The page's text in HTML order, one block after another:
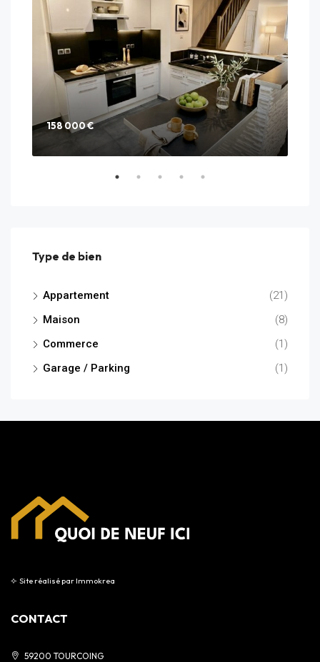
158 000 €
Type de bien
Appartement
(21)
Maison
(8)
Commerce
(1)
Garage / Parking
(1)
⟣ Site réalisé parImmokrea
CONTACT
59200 TOURCOING